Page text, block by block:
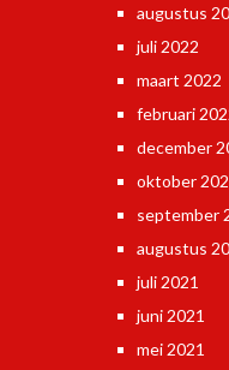
augustus
juli 2022
maart 2022
februari
december
oktober
september
augustus
juli 2021
juni 2021
mei 2021